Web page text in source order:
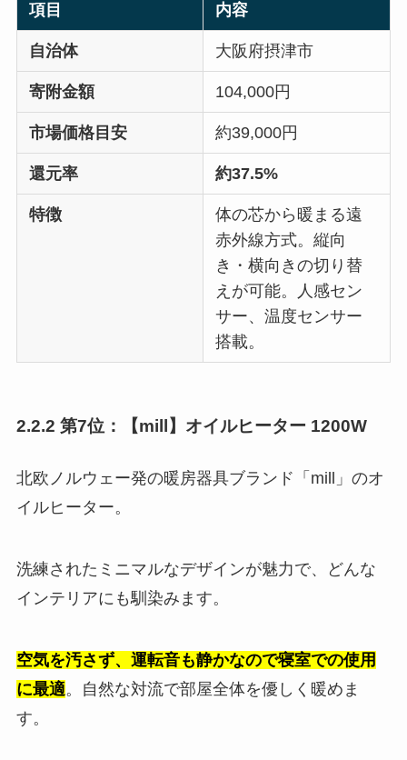
項目 内容
自治体 大阪府摂津市
寄附金額 104,000円
市場価格目安 約39,000円
還元率 約37.5%
特徴
体の芯から暖まる遠
赤外線方式。縦向
き・横向きの切り替
えが可能。人感セン
サー、温度センサー
搭載。
2.2.2 第7位：【mill】オイルヒーター 1200W
北欧ノルウェー発の暖房器具ブランド「mill」のオ
イルヒーター。
洗練されたミニマルなデザインが魅力で、どんな
インテリアにも馴染みます。
空気を汚さず、運転音も静かなので寝室での使用
に最適。自然な対流で部屋全体を優しく暖めま
す。